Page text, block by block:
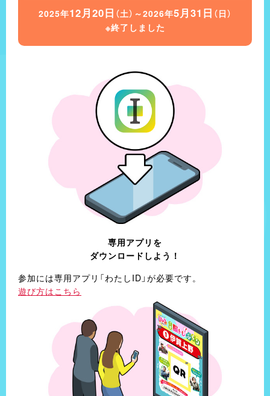
令和の時代は忍ばない忍者
中西が惚れた！？忍者先生と一緒に忍者体験
実は和菓子タウン・伊賀！
那須が『飲める！』といったとろけるすき焼きとは？
ファイナルクーヘンって何？
とにかく大きいシュークリームとあんぱんにびっくり！
フォトジェニックな『カメヤマローソクタウン』でオリジ
B級グルメのご当地グルメ『みそ焼きうどん』は箸が止ま
2025年12月20日 （土） ～2026年5月31日 （日）
※終了しました
専用アプリを
ダウンロード しよう！
参加には専用アプリ「わたしID」が必要です。
遊び方はこちら